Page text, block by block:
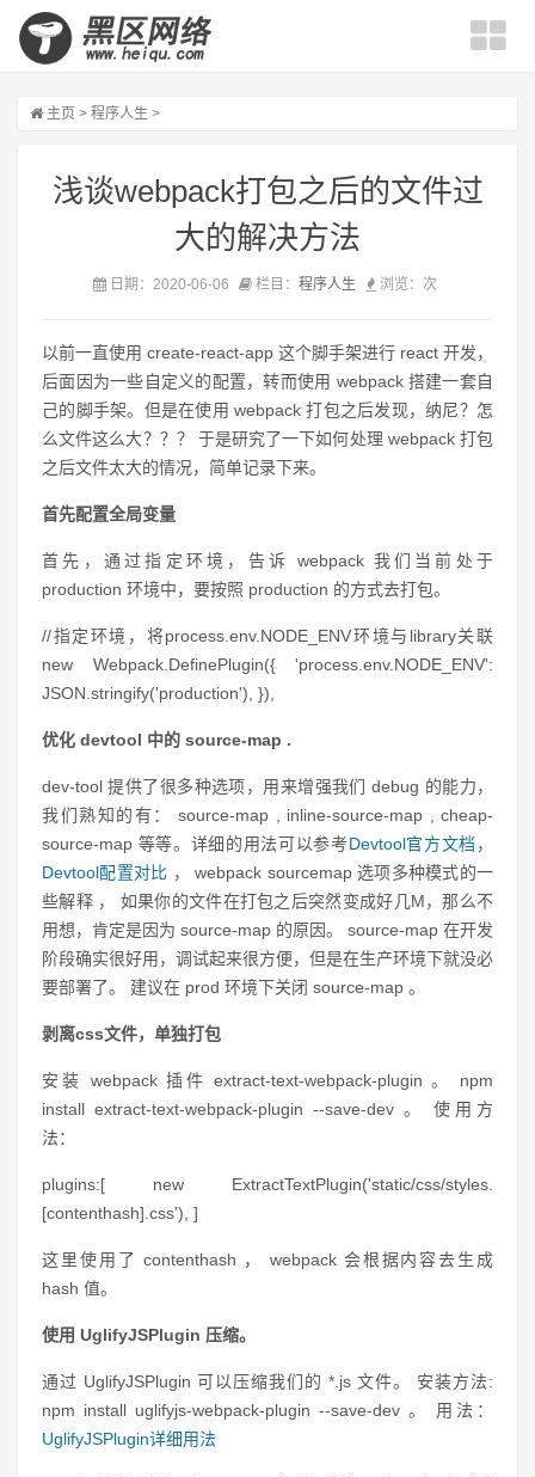
主页 > 程序人生 >
浅谈webpack打包之后的文件过
大的解决方法
日期：2020-06-06 栏目： 程序人生 浏览： 次
以前一直使用 create-react-app 这个脚手架进行 react 开发，
后面因为一些自定义的配置，转而使用 webpack 搭建一套自
己的脚手架。但是在使用 webpack 打包之后发现，纳尼？怎
么文件这么大？？？ 于是研究了一下如何处理 webpack 打包
之后文件太大的情况，简单记录下来。
首先配置全局变量
首先，通过指定环境，告诉 webpack 我们当前处于
production 环境中，要按照 production 的方式去打包。
//指定环境，将process.env.NODE_ENV环境与library关联
new Webpack.DefinePlugin({ 'process.env.NODE_ENV':
JSON.stringify('production'), }),
优化 devtool 中的 source-map .
dev-tool 提供了很多种选项，用来增强我们 debug 的能力，
我们熟知的有： source-map , inline-source-map , cheap-
source-map 等等。详细的用法可以参考Devtool官方文档 ，
Devtool配置对比 ， webpack sourcemap 选项多种模式的一
些解释 ， 如果你的文件在打包之后突然变成好几M，那么不
用想，肯定是因为 source-map 的原因。 source-map 在开发
阶段确实很好用，调试起来很方便，但是在生产环境下就没必
要部署了。 建议在 prod 环境下关闭 source-map 。
剥离css文件，单独打包
安装 webpack 插件 extract-text-webpack-plugin 。 npm
install extract-text-webpack-plugin --save-dev 。 使用方
法：
plugins:[ new ExtractTextPlugin('static/css/styles.
[contenthash].css'), ]
这里使用了 contenthash ， webpack 会根据内容去生成
hash 值。
使用 UglifyJSPlugin 压缩。
通过 UglifyJSPlugin 可以压缩我们的 *.js 文件。 安装方法:
npm install uglifyjs-webpack-plugin --save-dev 。 用法：
UglifyJSPlugin详细用法